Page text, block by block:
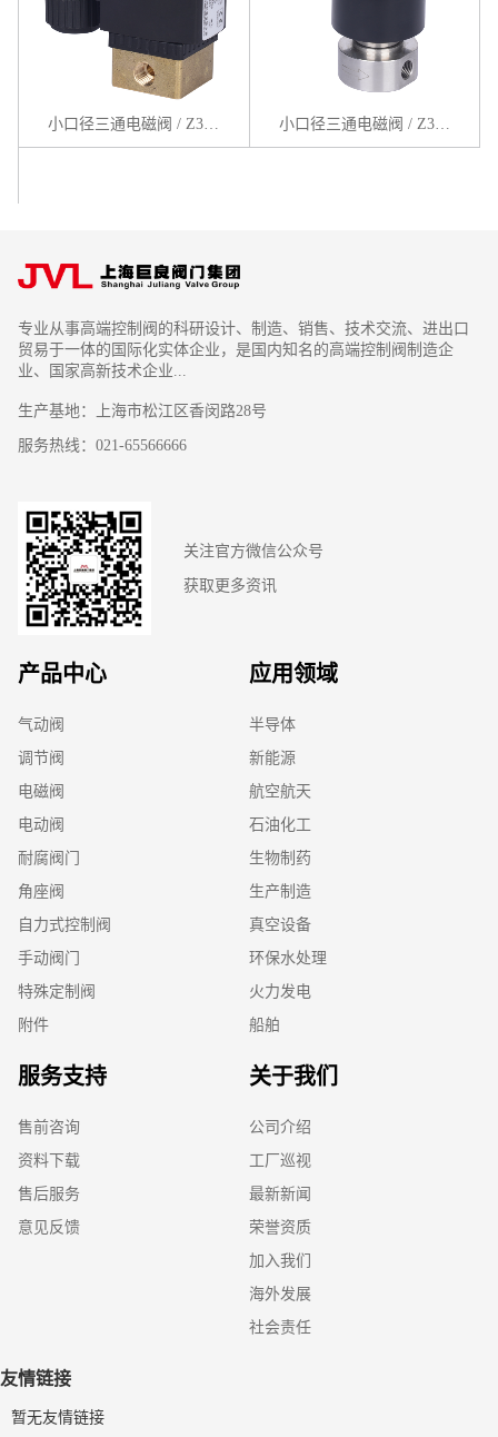
小口径三通电磁阀 / Z3BS系列
专业从事高端控制阀的科研设计、制造、销售、技术交流、进出口
贸易于一体的国际化实体企业，是国内知名的高端控制阀制造企
业、国家高新技术企业...
生产基地：上海市松江区香闵路28号
服务热线：021-65566666
关注官方微信公众号
获取更多资讯
产品中心
气动阀
调节阀
电磁阀
电动阀
耐腐阀门
角座阀
自力式控制阀
手动阀门
特殊定制阀
附件
应用领域
半导体
新能源
航空航天
石油化工
生物制药
生产制造
真空设备
环保水处理
火力发电
船舶
服务支持
售前咨询
资料下载
售后服务
意见反馈
关于我们
公司介绍
工厂巡视
最新新闻
荣誉资质
加入我们
海外发展
社会责任
友情链接
暂无友情链接